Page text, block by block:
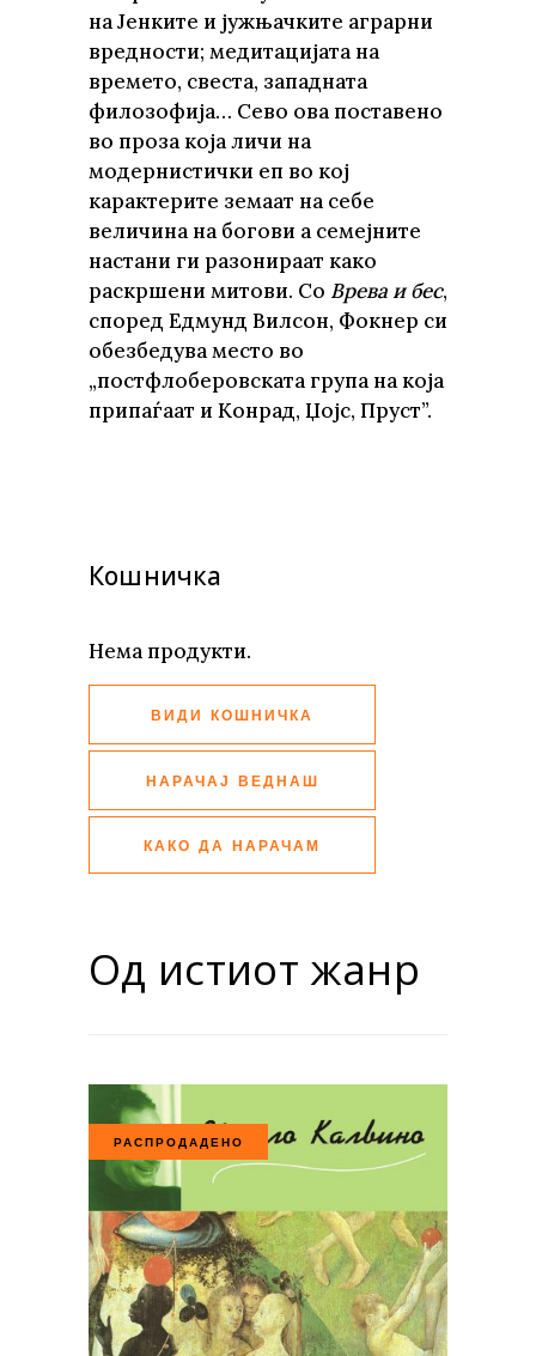
на Јенките и јужњачките аграрни
вредности; медитацијата на
времето, свеста, западната
филозофија… Сево ова поставено
во проза која личи на
модернистички еп во кој
карактерите земаат на себе
величина на богови а семејните
настани ги разонираат како
раскршени митови. Со Врева и бес,
според Едмунд Вилсон, Фокнер си
обезбедува место во
„постфлоберовската група на која
припаѓаат и Конрад, Џојс, Пруст”.
Кошничка
Нема продукти.
ВИДИ КОШНИЧКА
НАРАЧАЈ ВЕДНАШ
КАКО ДА НАРАЧАМ
Од истиот жанр
РАСПРОДАДЕНО